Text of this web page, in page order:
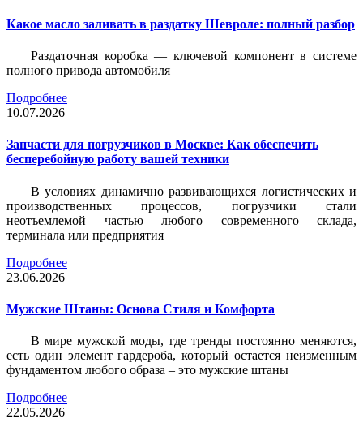
Какое масло заливать в раздатку Шевроле: полный разбор
Раздаточная коробка — ключевой компонент в системе
полного привода автомобиля
Подробнее
10.07.2026
Запчасти для погрузчиков в Москве: Как обеспечить
бесперебойную работу вашей техники
В условиях динамично развивающихся логистических и
производственных процессов, погрузчики стали
неотъемлемой частью любого современного склада,
терминала или предприятия
Подробнее
23.06.2026
Мужские Штаны: Основа Стиля и Комфорта
В мире мужской моды, где тренды постоянно меняются,
есть один элемент гардероба, который остается неизменным
фундаментом любого образа – это мужские штаны
Подробнее
22.05.2026